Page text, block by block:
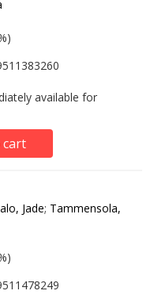
available for
cart
Jade; Tammensola,